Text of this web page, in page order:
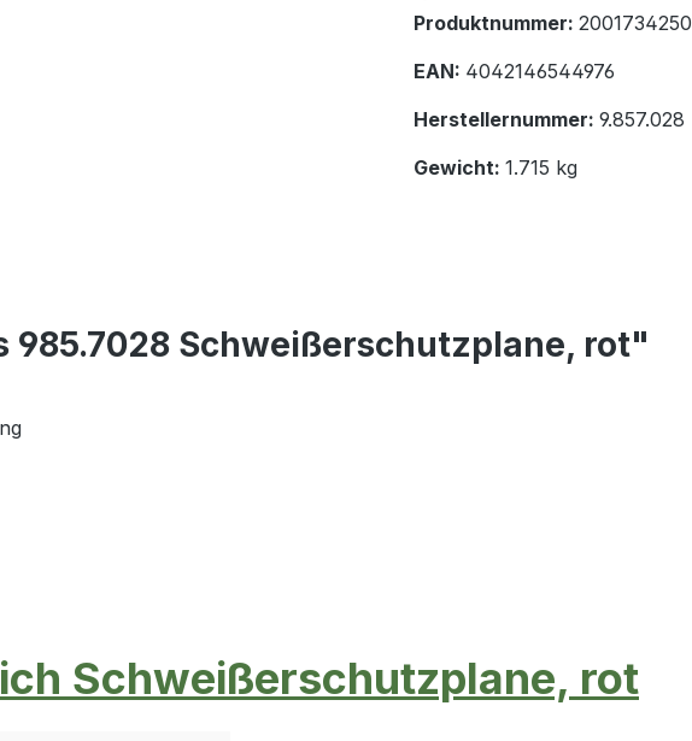
Produktnummer: 2001734250
EAN: 4042146544976
Herstellernummer: 9.857.028
Gewicht: 1.715 kg
Schweißerschutzplane, rot"
Schweißerschutzplane, rot